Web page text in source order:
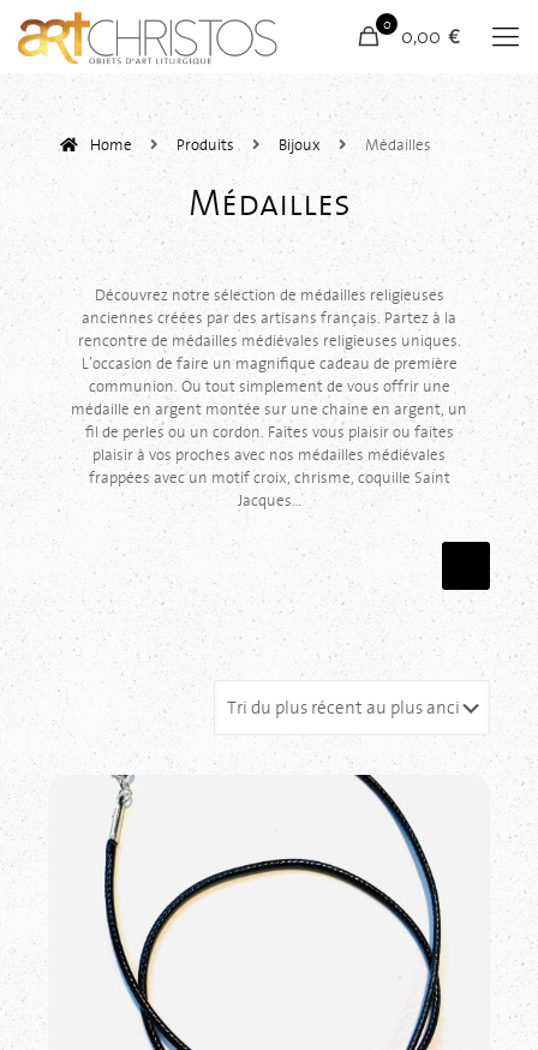
0 0,00 €
Home Produits Bijoux Médailles
Médailles
Découvrez notre sélection de médailles religieuses
anciennes créées par des artisans français. Partez à la
rencontre de médailles médiévales religieuses uniques.
L’occasion de faire un magnifique cadeau de première
communion. Ou tout simplement de vous offrir une
médaille en argent montée sur une chaine en argent, un
fil de perles ou un cordon. Faites vous plaisir ou faites
plaisir à vos proches avec nos médailles médiévales
frappées avec un motif croix, chrisme, coquille Saint
Jacques…